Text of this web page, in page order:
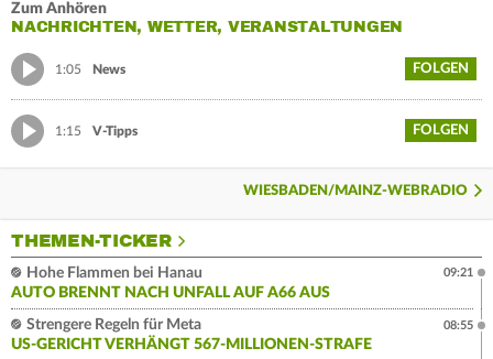
Zum Anhören
NACHRICHTEN, WETTER, VERANSTALTUNGEN
1:05 News FOLGEN
1:15 V-Tipps FOLGEN
WIESBADEN/MAINZ-WEBRADIO
THEMEN-TICKER
Hohe Flammen bei Hanau
AUTO BRENNT NACH UNFALL AUF A66 AUS
09:21
Strengere Regeln für Meta
US-GERICHT VERHÄNGT 567-MILLIONEN-STRAFE
08:55